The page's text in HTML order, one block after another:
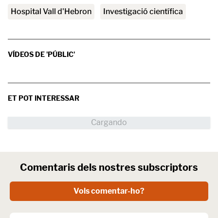
Hospital Vall d'Hebron investigació científica
VÍDEOS DE 'PÚBLIC'
ET POT INTERESSAR
Comentaris dels nostres subscriptors
Vols comentar-ho?